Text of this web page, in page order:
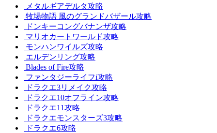
メタルギアデルタ攻略
牧場物語 風のグランドバザール攻略
ドンキーコングバナンザ攻略
マリオカートワールド攻略
モンハンワイルズ攻略
エルデンリング攻略
Blades of Fire攻略
ファンタジーライフi攻略
ドラクエ3リメイク攻略
ドラクエ10オフライン攻略
ドラクエ11攻略
ドラクエモンスターズ3攻略
ドラクエ6攻略